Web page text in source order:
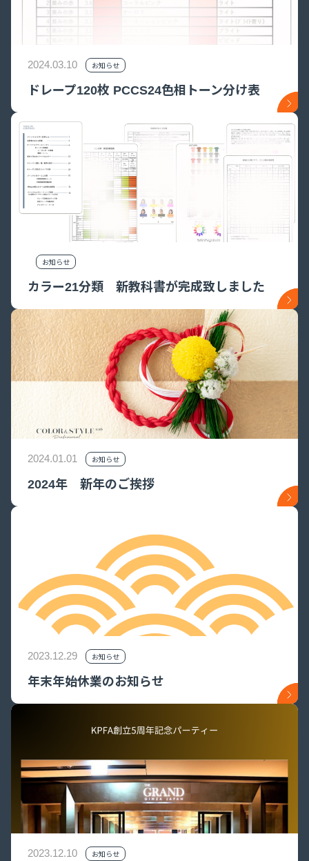
2024.03.10 お知らせ
ドレープ120枚 PCCS24色相トーン分け表
お知らせ
カラー21分類 新教科書が完成致しました
2024.01.01 お知らせ
2024年 新年のご挨拶
2023.12.29 お知らせ
年末年始休業のお知らせ
2023.12.10 お知らせ